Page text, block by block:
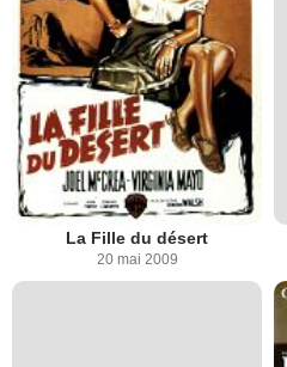
La Fille du désert
20 mai 2009